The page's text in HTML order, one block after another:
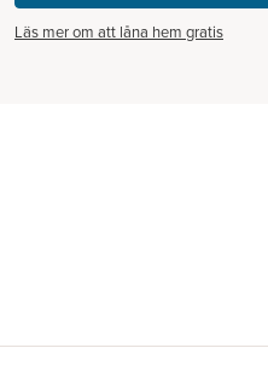
Läs mer om att låna hem gratis